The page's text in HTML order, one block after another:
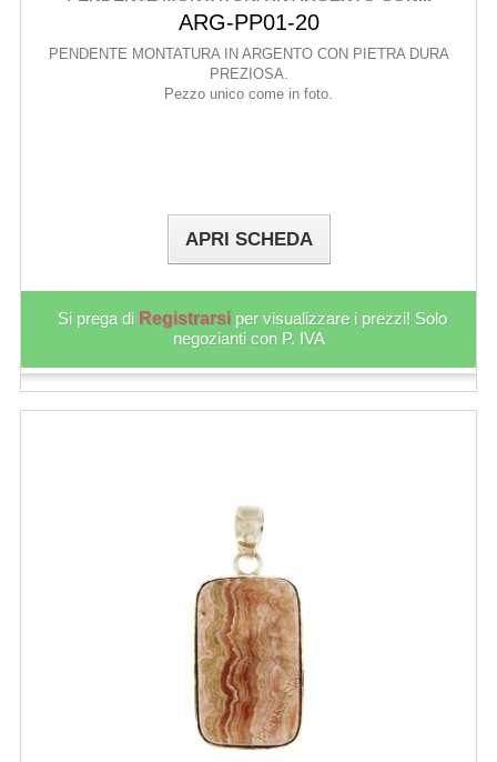
ARG-PP01-20
PENDENTE MONTATURA IN ARGENTO CON PIETRA DURA
PREZIOSA.
Pezzo unico come in foto.
APRI SCHEDA
Si prega di Registrarsi per visualizzare i prezzi! Solo
negozianti con P. IVA